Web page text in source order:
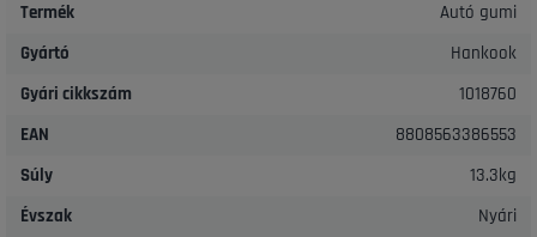
Termék
Autó gumi
Gyártó
Hankook
Gyári cikkszám
1018760
EAN
8808563386553
Súly
13.3kg
Évszak
Nyári